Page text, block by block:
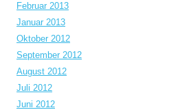
Februar 2013
Januar 2013
Oktober 2012
September 2012
August 2012
Juli 2012
Juni 2012